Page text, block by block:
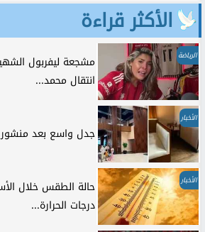
الأكثر قراءة
الرياضة
مشجعة ليفربول
انتقال محمد...
الأخبار
جدل واسع بعد
الأخبار
حالة الطقس خلال
درجات الحرارة...